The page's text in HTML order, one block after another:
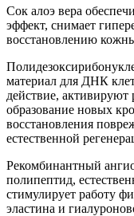
Сок алоэ вера
эффект, снимает
восстановлению
материал для ДНК
действие, активируют
образование новых
восстановления
естественной
Рекомбинантный
полипептид,
стимулирует работу
эластина и